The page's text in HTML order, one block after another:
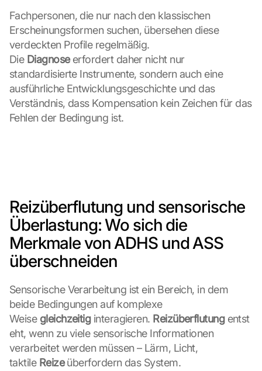
Fachpersonen, die nur nach den klassischen
Erscheinungsformen suchen, übersehen diese
verdeckten Profile regelmäßig.
Die Diagnose erfordert daher nicht nur
standardisierte Instrumente, sondern auch eine
ausführliche Entwicklungsgeschichte und das
Verständnis, dass Kompensation kein Zeichen für das
Fehlen der Bedingung ist.
Reizüberflutung und sensorische
Überlastung: Wo sich die
Merkmale von ADHS und ASS
überschneiden
Sensorische Verarbeitung ist ein Bereich, in dem
beide Bedingungen auf komplexe
Weise gleichzeitig interagieren. Reizüberflutung entst
eht, wenn zu viele sensorische Informationen
verarbeitet werden müssen – Lärm, Licht,
taktile Reize überfordern das System.